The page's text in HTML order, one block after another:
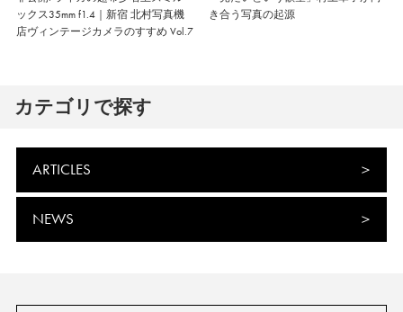
ックス35mm f1.4｜新宿 北村写真機
店ヴィンテージカメラのすすめ Vol.7
き合う写真の起源
カテゴリで探す
ARTICLES
NEWS